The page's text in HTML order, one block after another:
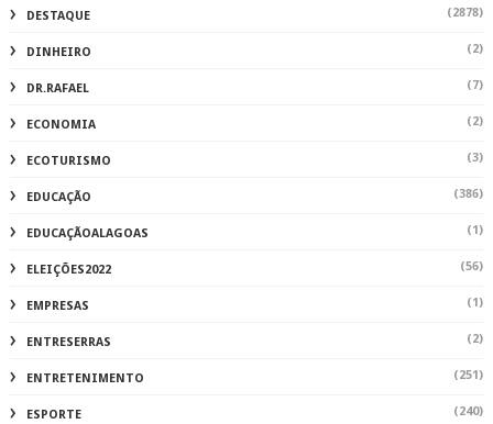
DESTAQUE (2878)
DINHEIRO (2)
DR.RAFAEL (7)
ECONOMIA (2)
ECOTURISMO (3)
EDUCAÇÃO (386)
EDUCAÇÃOALAGOAS (1)
ELEIÇÕES2022 (56)
EMPRESAS (1)
ENTRESERRAS (2)
ENTRETENIMENTO (251)
ESPORTE (240)